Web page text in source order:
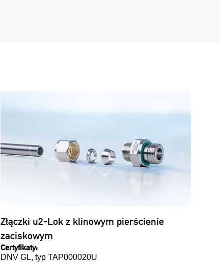
Złączki u2-Lok z klinowym pierścienie
zaciskowym
Certyfikaty:
DNV GL, typ TAP000020U